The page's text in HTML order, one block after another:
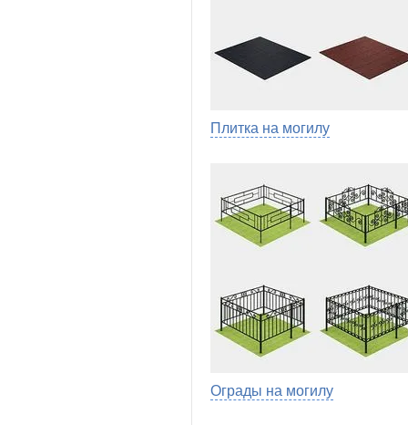
Плитка на могилу
Ограды на могилу